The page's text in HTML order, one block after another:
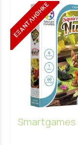
ΕΞΑΝΤΛΗΘΗΚΕ
Smartgames